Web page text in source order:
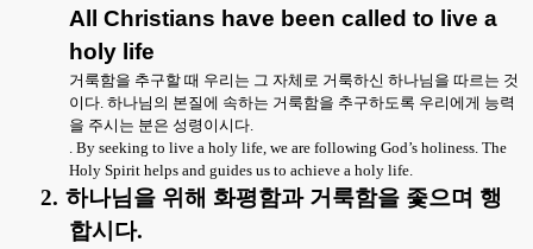
All Christians have been called to live a
holy life
거룩함을 추구할 때 우리는 그 자체로 거룩하신 하나님을 따르는 것
이다. 하나님의 본질에 속하는 거룩함을 추구하도록 우리에게 능력
을 주시는 분은 성령이시다.
. By seeking to live a holy life, we are following God’s holiness. The
Holy Spirit helps and guides us to achieve a holy life.
2. 하나님을 위해 화평함과 거룩함을 좇으며 행
합시다.